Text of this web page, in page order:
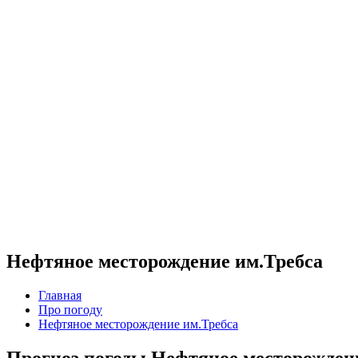
Нефтяное месторождение им.Требса
Главная
Про погоду
Нефтяное месторождение им.Требса